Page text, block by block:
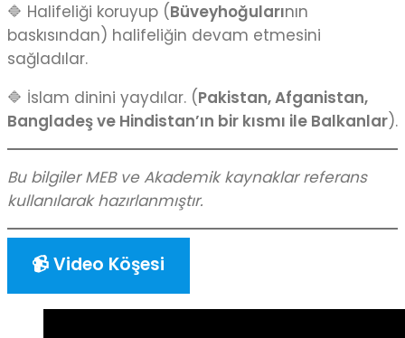
🔷 Halifeliği koruyup (Büveyhoğularının
baskısından) halifeliğin devam etmesini
sağladılar.
🔷 İslam dinini yaydılar. (Pakistan, Afganistan,
Bangladeş ve Hindistan’ın bir kısmı ile Balkanlar).
Bu bilgiler MEB ve Akademik kaynaklar referans
kullanılarak hazırlanmıştır.
📹 Video Köşesi